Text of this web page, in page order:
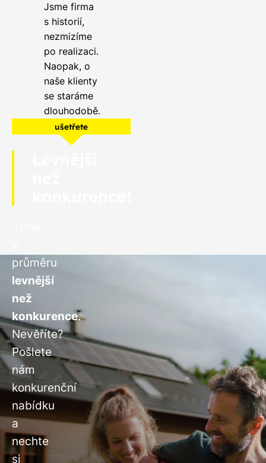
Jsme firma
s historií,
nezmizíme
po realizaci.
Naopak, o
naše klienty
se staráme
dlouhodobě.
ušetřete
průměru
levnější
než
konkurence.
Nevěříte?
Pošlete
nám
konkurenční
nabídku
a
nechte
si